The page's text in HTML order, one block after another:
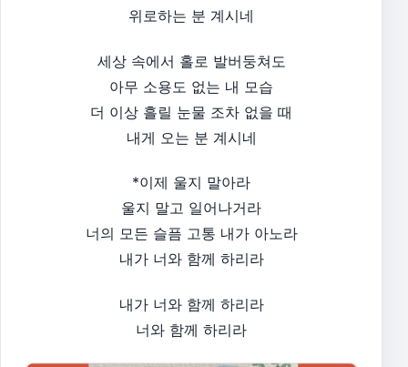
위로하는 분 계시네​
세상 속에서 홀로 발버둥쳐도
아무 소용도 없는 내 모습
더 이상 흘릴 눈물 조차 없을 때
내게 오는 분 계시네​
*이제 울지 말아라
울지 말고 일어나거라
너의 모든 슬픔 고통 내가 아노라
내가 너와 함께 하리라​
내가 너와 함께 하리라
너와 함께 하리라